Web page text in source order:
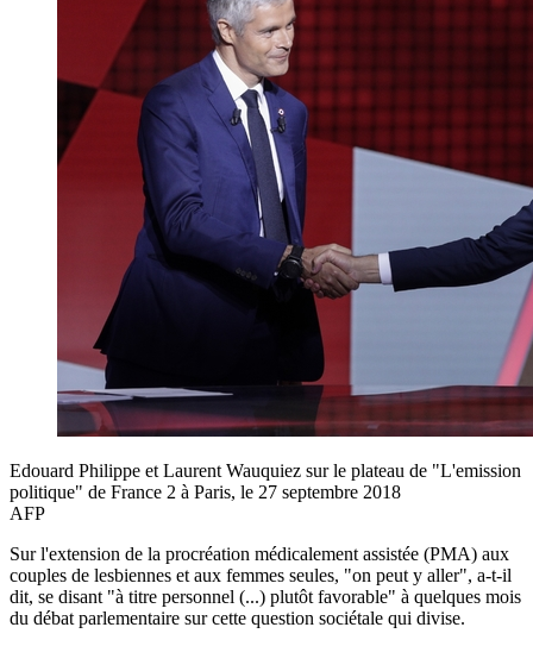
Edouard Philippe et Laurent Wauquiez sur le plateau de "L'emission
politique" de France 2 à Paris, le 27 septembre 2018
AFP
Sur l'extension de la procréation médicalement assistée (PMA) aux
couples de lesbiennes et aux femmes seules, "on peut y aller", a-t-il
dit, se disant "à titre personnel (...) plutôt favorable" à quelques mois
du débat parlementaire sur cette question sociétale qui divise.